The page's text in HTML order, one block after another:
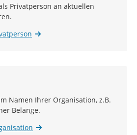
Privatperson an aktuellen
Namen Ihrer Organisation, z.B.
Belange.